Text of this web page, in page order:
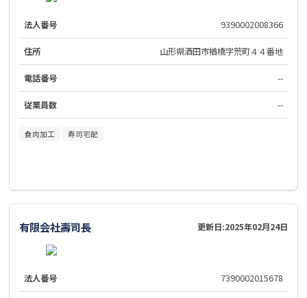
法人番号 9390002008366
住所 山形県酒田市楢橋字荒町４４番地
電話番号 --
従業員数 --
食肉加工 寿司宅配
有限会社壽司長 更新日:2025年02月24日
法人番号 7390002015678